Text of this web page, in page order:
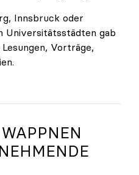
Innsbruck oder
Universitätsstädten gab
Vorträge,
zu Gedenkjahr: